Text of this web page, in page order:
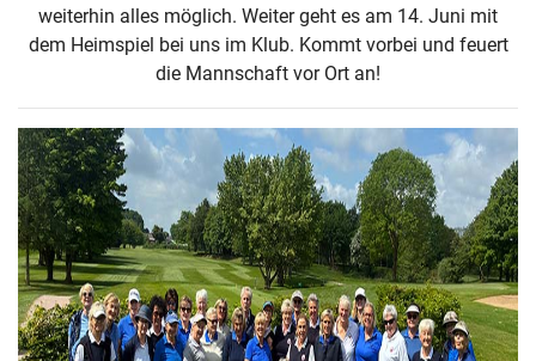
weiterhin alles möglich. Weiter geht es am 14. Juni mit
dem Heimspiel bei uns im Klub. Kommt vorbei und feuert
die Mannschaft vor Ort an!